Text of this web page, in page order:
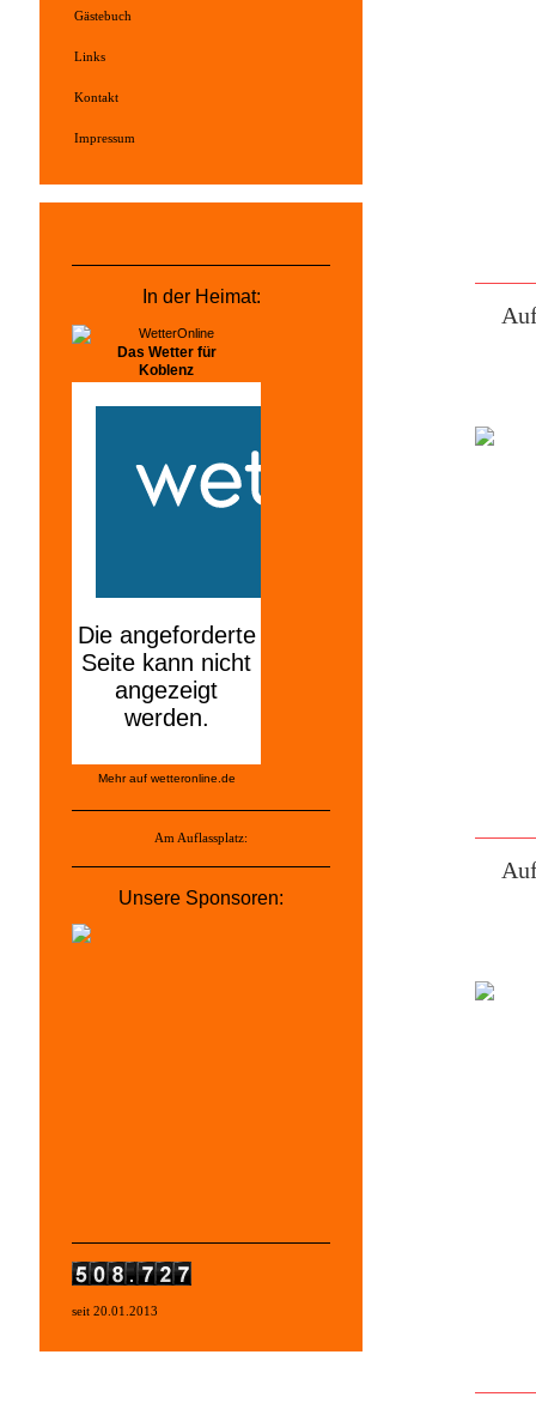
Gästebuch
Links
Kontakt
Impressum
In der Heimat:
Das Wetter für
Koblenz
Mehr auf wetteronline.de
Am Auflassplatz:
Unsere Sponsoren:
seit 20.01.2013